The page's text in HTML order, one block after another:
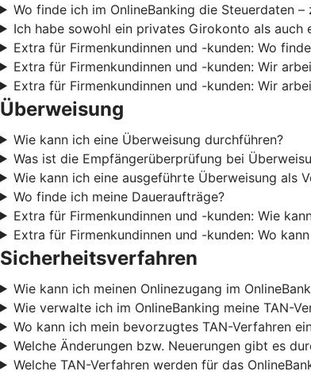
Wo finde ich im OnlineBanking die Steuerdaten
Ich habe sowohl ein privates Girokonto als auch
Extra für Firmenkundinnen und -kunden: Wo
Extra für Firmenkundinnen und -kunden: Wir
Extra für Firmenkundinnen und -kunden: Wir
Überweisung
Wie kann ich eine Überweisung durchführen?
Was ist die Empfängerüberprüfung bei
Wie kann ich eine ausgeführte Überweisung als
Wo finde ich meine Daueraufträge?
Extra für Firmenkundinnen und -kunden: Wie
Extra für Firmenkundinnen und -kunden: Wo
Sicherheitsverfahren
Wie kann ich meinen Onlinezugang im
Wie verwalte ich im OnlineBanking meine TAN-
Wo kann ich mein bevorzugtes TAN-Verfahren
Welche Änderungen bzw. Neuerungen gibt es
Welche TAN-Verfahren werden für das